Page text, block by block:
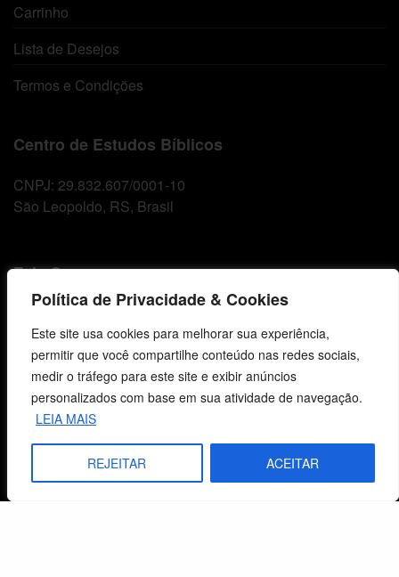
Política de Privacidade & Cookies
Este site usa cookies para melhorar sua experiência,
permitir que você compartilhe conteúdo nas redes sociais,
medir o tráfego para este site e exibir anúncios
personalizados com base em sua atividade de navegação.
LEIA MAIS
REJEITAR ACEITAR
Carrinho
Lista de Desejos
Termos e Condições
Centro de Estudos Bíblicos
CNPJ: 29.832.607/0001-10
São Leopoldo, RS, Brasil
Fale Conosco
vendas@cebi.org.br
comunicacao@cebi.org.br
WhatsApp / Vendas
+55 (51) 99734-4518
WhatsApp / Comunicação
+55 (51) 99799-3041